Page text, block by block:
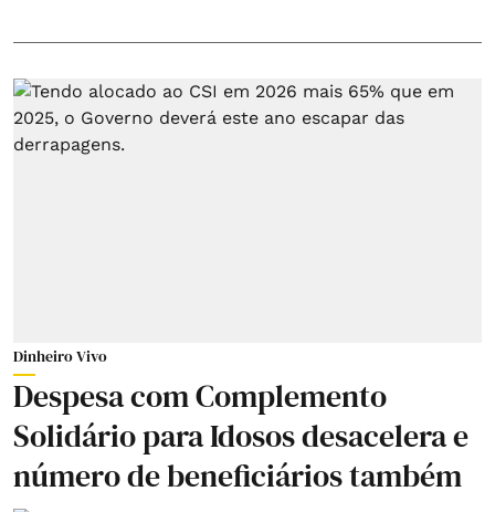
Dinheiro Vivo
Despesa com Complemento
Solidário para Idosos desacelera e
número de beneficiários também